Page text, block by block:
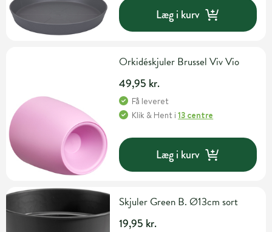
Læg i kurv
Orkidéskjuler Brussel Viv Vio
49,95 kr.
Få leveret
Klik & Hent i13 centre
Læg i kurv
Skjuler Green B. Ø13cm sort
19,95 kr.